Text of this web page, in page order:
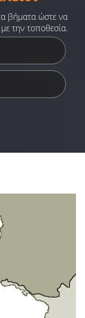
βήματα ώστε να
την τοποθεσία.